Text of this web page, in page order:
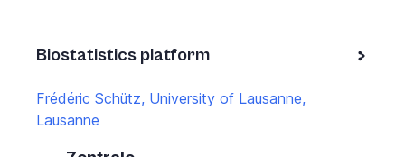
Biostatistics platform
Frédéric Schütz, University of Lausanne,
Lausanne